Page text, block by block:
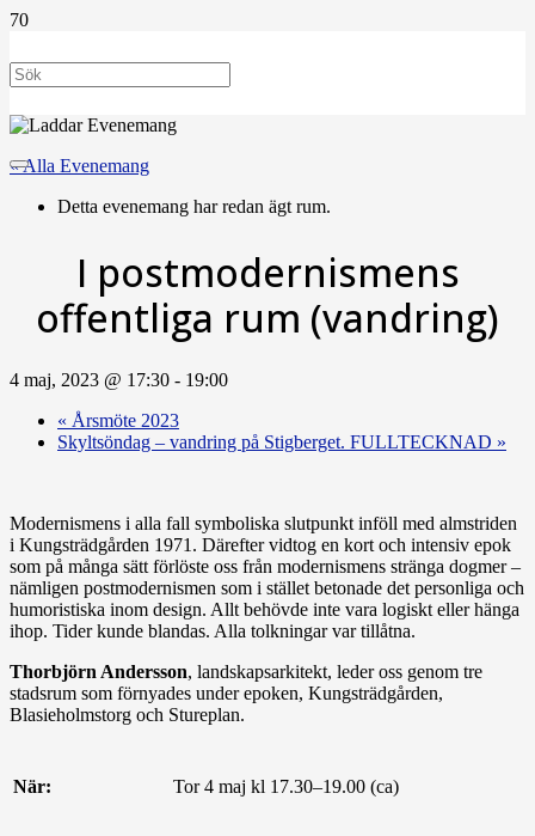
« Alla Evenemang
Detta evenemang har redan ägt rum.
I postmodernismens
offentliga rum (vandring)
4 maj, 2023 @ 17:30 - 19:00
« Årsmöte 2023
Skyltsöndag – vandring på Stigberget. FULLTECKNAD »
Modernismens i alla fall symboliska slutpunkt inföll med alm­striden
i Kungsträdgården 1971. Därefter vidtog en kort och intensiv epok
som på många sätt förlöste oss från modernismens stränga dogmer ‒
nämligen postmodernismen som i stället betonade det personliga och
humoristiska inom design. Allt behövde inte vara logiskt eller hänga
ihop. Tider kunde blandas. Alla tolkningar var tillåtna.
Thorbjörn Andersson, landskapsarkitekt, leder oss genom tre
stadsrum som förnyades under epoken, Kungsträdgården,
Blasieholmstorg och Stureplan.
När: Tor 4 maj kl 17.30–19.00 (ca)